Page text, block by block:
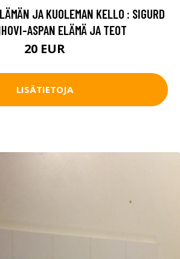
JA KUOLEMAN KELLO : SIGURD
ASPAN ELÄMÄ JA TEOT
20 EUR
LISÄTIETOJA